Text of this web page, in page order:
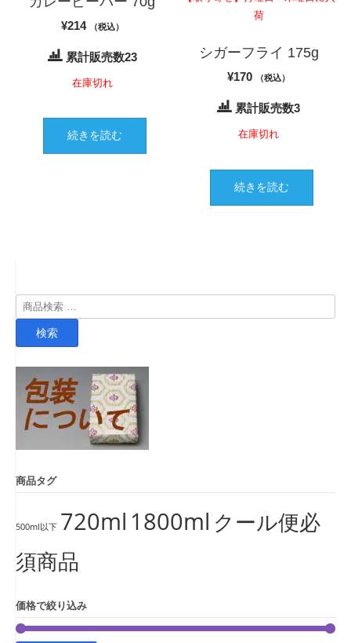
¥214 （税込）
累計販売数23
在庫切れ
続きを読む
荷
シガーフライ 175g
¥170 （税込）
累計販売数3
在庫切れ
続きを読む
検
索
検索
商品タグ
500ml以下 720ml 1800ml クール便必
須商品
価格で絞り込み